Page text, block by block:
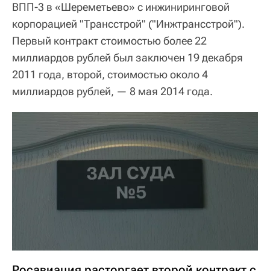
ВПП-3 в «Шереметьево» с инжиниринговой
корпорацией "Трансстрой" ("Инжтрансстрой").
Первый контракт стоимостью более 22
миллиардов рублей был заключен 19 декабря
2011 года, второй, стоимостью около 4
миллиардов рублей, — 8 мая 2014 года.